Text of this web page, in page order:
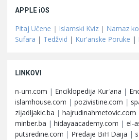
APPLE iOS
Pitaj Učene | Islamski Kviz | Namaz
Sufara | Tedžvid | Kur'anske Poruke |
LINKOVI
n-um.com | Enciklopedija Kur'ana |
islamhouse.com | pozivistine.com |
zijadljakic.ba | hajrudinahmetovic.com
minber.ba | hidayaacademy.com | el-
putsredine.com | Predaje BiH Daija |